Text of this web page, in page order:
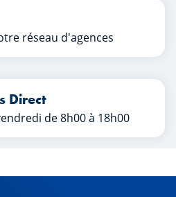
réseau d'agences
Direct
de 8h00 à 18h00